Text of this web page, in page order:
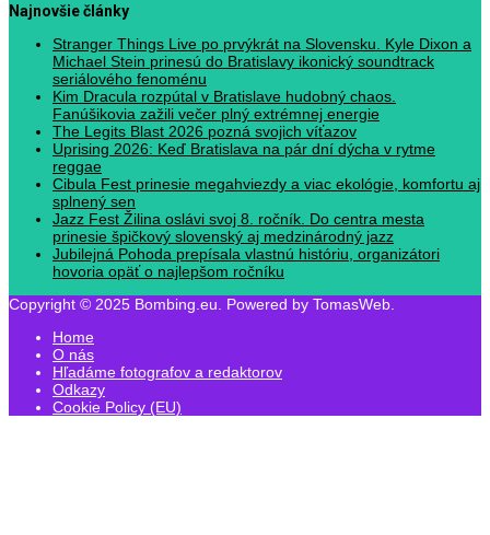
Najnovšie články
Stranger Things Live po prvýkrát na Slovensku. Kyle Dixon a
Michael Stein prinesú do Bratislavy ikonický soundtrack
seriálového fenoménu
Kim Dracula rozpútal v Bratislave hudobný chaos.
Fanúšikovia zažili večer plný extrémnej energie
The Legits Blast 2026 pozná svojich víťazov
Uprising 2026: Keď Bratislava na pár dní dýcha v rytme
reggae
Cibula Fest prinesie megahviezdy a viac ekológie, komfortu aj
splnený sen
Jazz Fest Žilina oslávi svoj 8. ročník. Do centra mesta
prinesie špičkový slovenský aj medzinárodný jazz
Jubilejná Pohoda prepísala vlastnú históriu, organizátori
hovoria opäť o najlepšom ročníku
Copyright © 2025 Bombing.eu. Powered by TomasWeb.
Home
O nás
Hľadáme fotografov a redaktorov
Odkazy
Cookie Policy (EU)